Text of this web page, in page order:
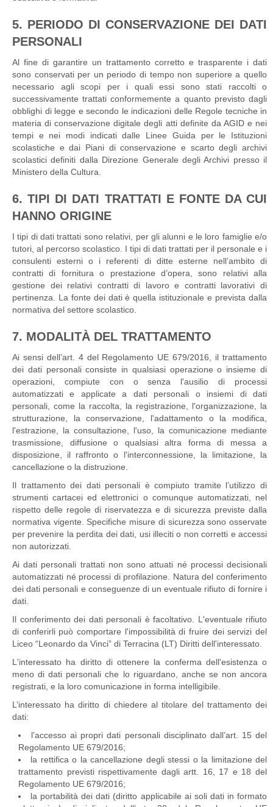
5. PERIODO DI CONSERVAZIONE DEI DATI
PERSONALI
Al fine di garantire un trattamento corretto e trasparente i dati
sono conservati per un periodo di tempo non superiore a quello
necessario agli scopi per i quali essi sono stati raccolti o
successivamente trattati conformemente a quanto previsto dagli
obblighi di legge e secondo le indicazioni delle Regole tecniche in
materia di conservazione digitale degli atti definite da AGID e nei
tempi e nei modi indicati dalle Linee Guida per le Istituzioni
scolastiche e dai Piani di conservazione e scarto degli archivi
scolastici definiti dalla Direzione Generale degli Archivi presso il
Ministero della Cultura.
6. TIPI DI DATI TRATTATI E FONTE DA CUI
HANNO ORIGINE
I tipi di dati trattati sono relativi, per gli alunni e le loro famiglie e/o
tutori, al percorso scolastico. I tipi di dati trattati per il personale e i
consulenti esterni o i referenti di ditte esterne nell’ambito di
contratti di fornitura o prestazione d’opera, sono relativi alla
gestione dei relativi contratti di lavoro e contratti lavorativi di
pertinenza. La fonte dei dati è quella istituzionale e prevista dalla
normativa del settore scolastico.
7. MODALITÀ DEL TRATTAMENTO
Ai sensi dell’art. 4 del Regolamento UE 679/2016, il trattamento
dei dati personali consiste in qualsiasi operazione o insieme di
operazioni, compiute con o senza l'ausilio di processi
automatizzati e applicate a dati personali o insiemi di dati
personali, come la raccolta, la registrazione, l'organizzazione, la
strutturazione, la conservazione, l'adattamento o la modifica,
l'estrazione, la consultazione, l'uso, la comunicazione mediante
trasmissione, diffusione o qualsiasi altra forma di messa a
disposizione, il raffronto o l'interconnessione, la limitazione, la
cancellazione o la distruzione.
Il trattamento dei dati personali è compiuto tramite l’utilizzo di
strumenti cartacei ed elettronici o comunque automatizzati, nel
rispetto delle regole di riservatezza e di sicurezza previste dalla
normativa vigente. Specifiche misure di sicurezza sono osservate
per prevenire la perdita dei dati, usi illeciti o non corretti e accessi
non autorizzati.
Ai dati personali trattati non sono attuati né processi decisionali
automatizzati né processi di profilazione. Natura del conferimento
dei dati personali e conseguenze di un eventuale rifiuto di fornire i
dati.
Il conferimento dei dati personali è facoltativo. L'eventuale rifiuto
di conferirli può comportare l'impossibilità di fruire dei servizi del
Liceo “Leonardo da Vinci” di Terracina (LT) Diritti dell'interessato.
L'interessato ha diritto di ottenere la conferma dell'esistenza o
meno di dati personali che lo riguardano, anche se non ancora
registrati, e la loro comunicazione in forma intelligibile.
L’interessato ha diritto di chiedere al titolare del trattamento dei
dati:
l’accesso ai propri dati personali disciplinato dall’art. 15 del
Regolamento UE 679/2016;
la rettifica o la cancellazione degli stessi o la limitazione del
trattamento previsti rispettivamente dagli artt. 16, 17 e 18 del
Regolamento UE 679/2016;
la portabilità dei dati (diritto applicabile ai soli dati in formato